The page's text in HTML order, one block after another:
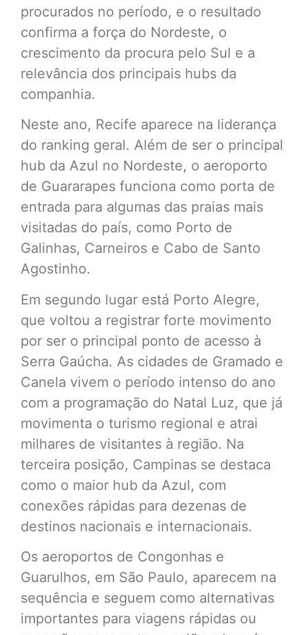
procurados no período, e o resultado
confirma a força do Nordeste, o
crescimento da procura pelo Sul e a
relevância dos principais hubs da
companhia.
Neste ano, Recife aparece na liderança
do ranking geral. Além de ser o principal
hub da Azul no Nordeste, o aeroporto
de Guararapes funciona como porta de
entrada para algumas das praias mais
visitadas do país, como Porto de
Galinhas, Carneiros e Cabo de Santo
Agostinho.
Em segundo lugar está Porto Alegre,
que voltou a registrar forte movimento
por ser o principal ponto de acesso à
Serra Gaúcha. As cidades de Gramado e
Canela vivem o período intenso do ano
com a programação do Natal Luz, que já
movimenta o turismo regional e atrai
milhares de visitantes à região. Na
terceira posição, Campinas se destaca
como o maior hub da Azul, com
conexões rápidas para dezenas de
destinos nacionais e internacionais.
Os aeroportos de Congonhas e
Guarulhos, em São Paulo, aparecem na
sequência e seguem como alternativas
importantes para viagens rápidas ou